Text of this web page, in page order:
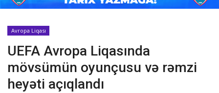
Maraqlı
Əlaqə
Haqqımızda
Köşə yazıları
Avropa Liqası
UEFA Avropa Liqasında
mövsümün oyunçusu və rəmzi
heyəti açıqlandı